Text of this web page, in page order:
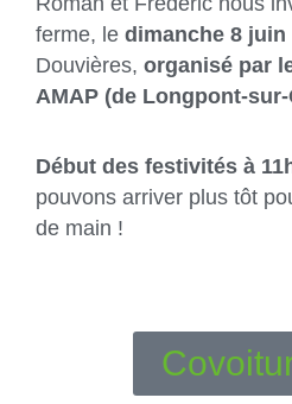
ferme, le dimanche 8 juin
Douvières, organisé par
AMAP (de Longpont-sur-
Début des festivités à
pouvons arriver plus tôt
de main !